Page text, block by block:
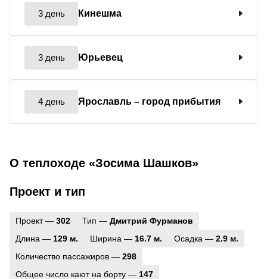
3 день Кинешма
3 день Юрьевец
4 день Ярославль – город прибытия
О теплоходе «Зосима Шашков»
Проект и тип
Проект — 302 Тип — Дмитрий Фурманов
Длина — 129 м. Ширина — 16.7 м. Осадка — 2.9 м.
Количество пассажиров — 298
Общее число кают на борту — 147